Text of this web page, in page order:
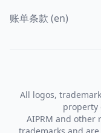
账单条款 (en)
All logos,
property
AIPRM and other